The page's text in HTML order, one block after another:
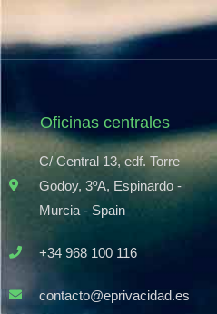
Oficinas centrales
C/ Central 13, edf. Torre
Godoy, 3ºA, Espinardo -
Murcia - Spain
+34 968 100 116
contacto@eprivacidad.es